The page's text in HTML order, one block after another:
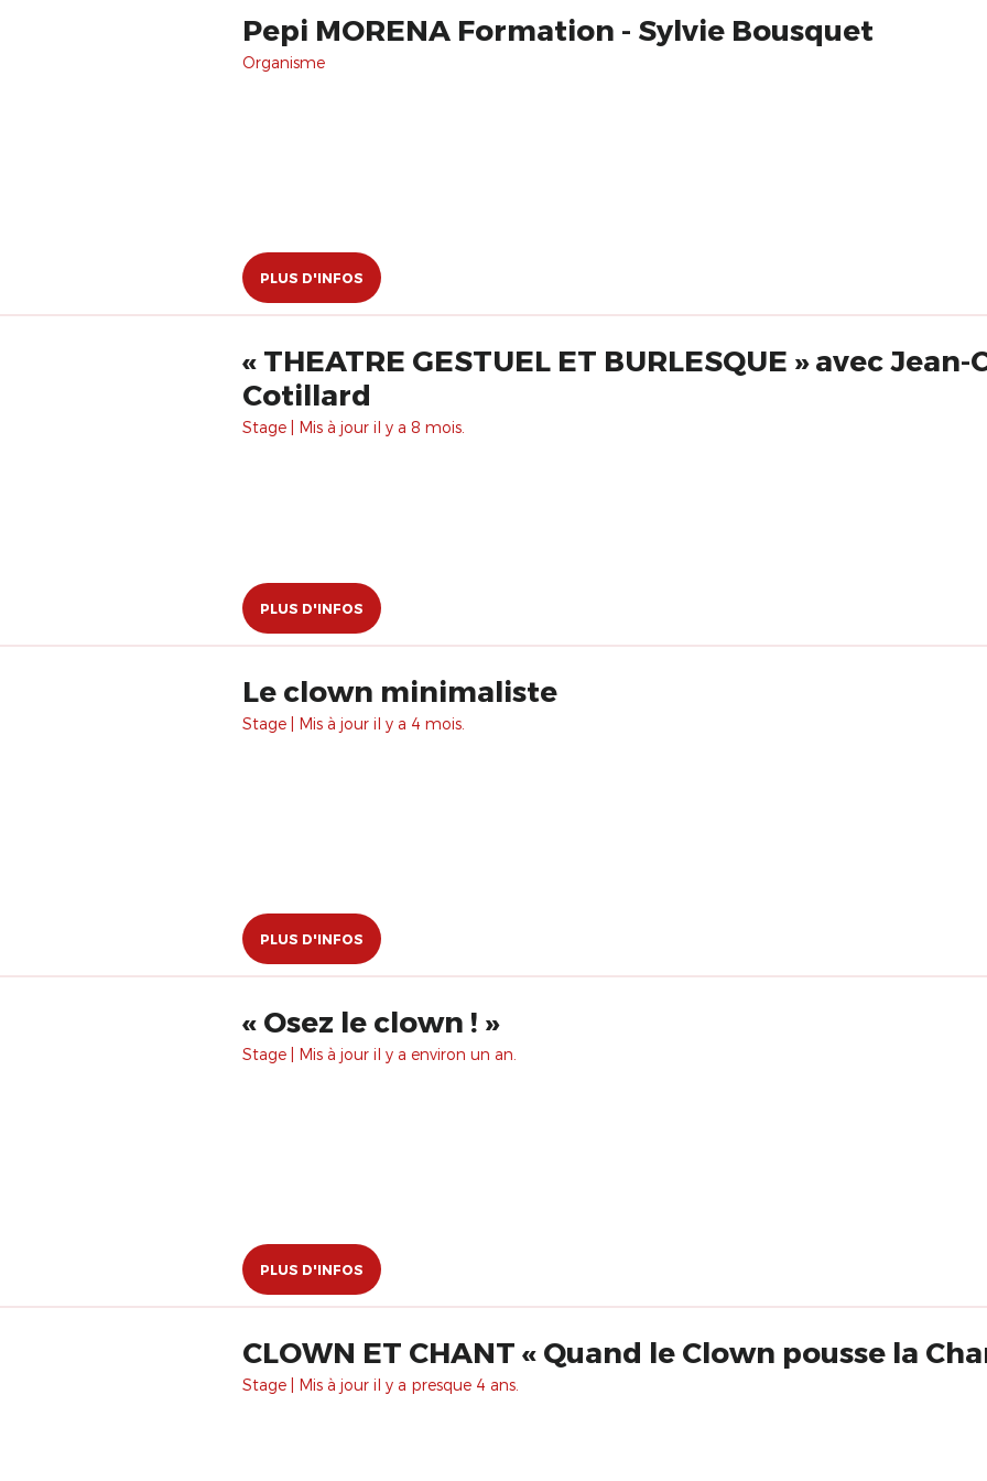
Pepi MORENA Formation - Sylvie Bousquet
Organisme
PLUS D'INFOS
« THEATRE GESTUEL ET BURLESQUE » avec Jean-
Cotillard
Stage | Mis à jour il y a 8 mois.
PLUS D'INFOS
Le clown minimaliste
Stage | Mis à jour il y a 4 mois.
PLUS D'INFOS
​« Osez le clown ! »
Stage | Mis à jour il y a environ un an.
PLUS D'INFOS
CLOWN ET CHANT « Quand le Clown
Stage | Mis à jour il y a presque 4 ans.